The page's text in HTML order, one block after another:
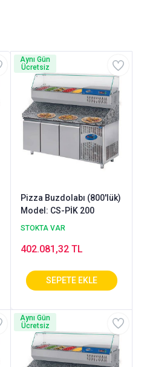
Pizza Buzdolabı (800'lük)
Model: CS-PİK 200
STOKTA VAR
402.081,32 TL
Aynı Gün
Ücretsiz
Aynı Gün
Ücretsiz